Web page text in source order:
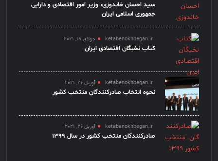
سید احسان خاندوزی، وزیر امور اقتصادی و دارایی
جمهوری اسلامی ایران
ketabenokhbegan.ir جولای 19, 2021
کتاب نخبگان اقتصادی ایران
ketabenokhbegan.ir آوریل 26, 2021
نحوه انتخاب صادرکنندگان منتخب کشور
ketabenokhbegan.ir آوریل 26, 2021
صادرکنندگان منتخب کشور در سال 1399